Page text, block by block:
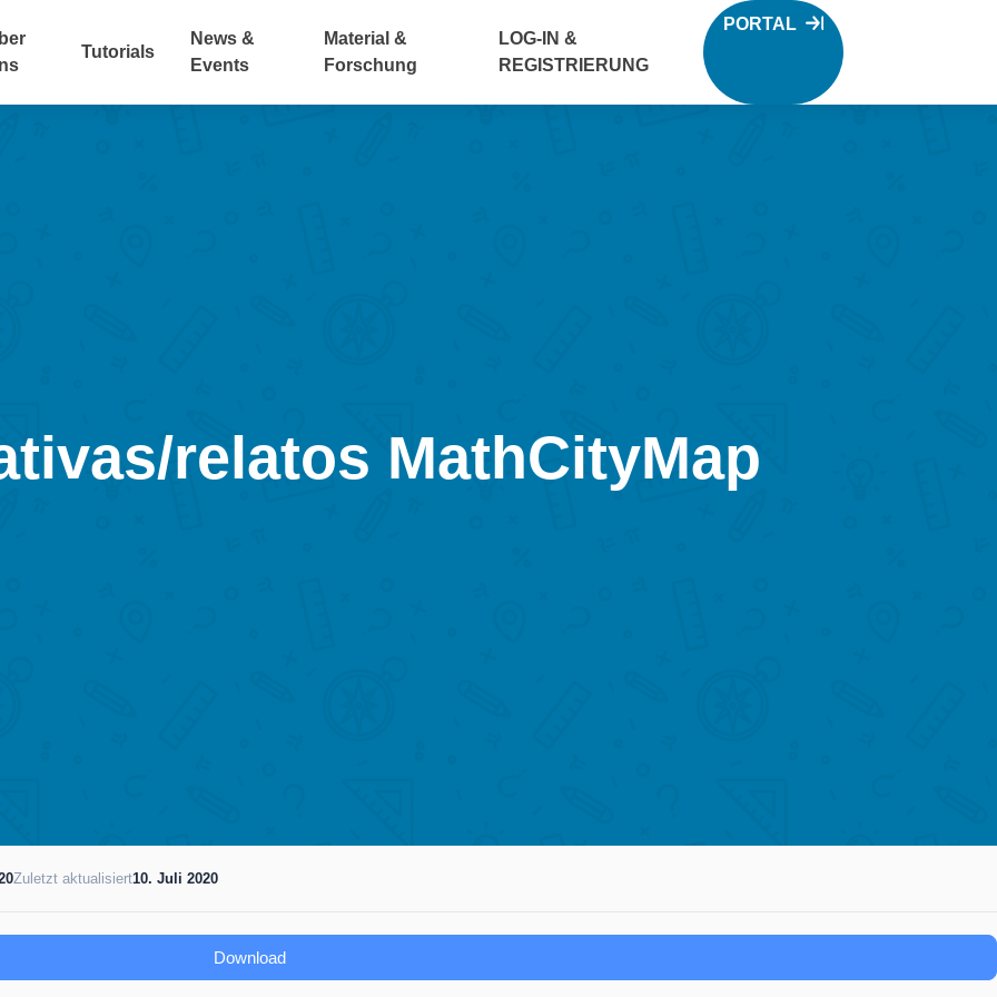
Tutorials
News &
Events
Material &
Forschung
LOG-IN &
REGISTRIERUNG
PORTAL
relatos MathCityMap
Zuletzt aktualisiert10. Juli 2020
Download